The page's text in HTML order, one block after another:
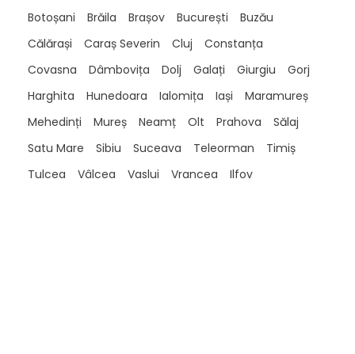
Botoșani
Brăila Brașov București
Buzău
Călărași
Caraș Severin Cluj
Constanța
Covasna
Dâmbovița Dolj Galați Giurgiu
Gorj
Harghita
Hunedoara Ialomița Iași
Maramureș
Mehedinți
Mureș Neamț Olt Prahova
Sălaj
Satu Mare
Sibiu Suceava Teleorman
Timiș
Tulcea
Vâlcea Vaslui Vrancea Ilfov